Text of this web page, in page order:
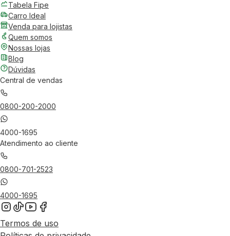
Tabela Fipe
Carro Ideal
Venda para lojistas
Quem somos
Nossas lojas
Blog
Dúvidas
Central de vendas
0800-200-2000
4000-1695
Atendimento ao cliente
0800-701-2523
4000-1695
Termos de uso